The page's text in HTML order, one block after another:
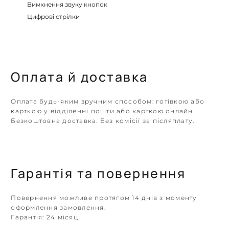
Вимкнення звуку кнопок
Цифрові стрілки
Оплата й доставка
Оплата будь-яким зручним способом: готівкою або
карткою у відділенні пошти або карткою онлайн
Безкоштовна доставка. Без комісії за післяплату.
Гарантія та повернення
Повернення можливе протягом 14 днів з моменту
оформлення замовлення.
Гарантія: 24 місяці